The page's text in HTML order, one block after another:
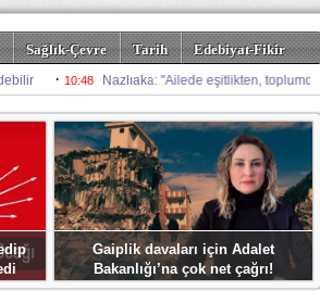
Sağlık-Çevre Tarih
Edebiyat-Fikir
Gaiplik davaları için Adalet
Bakanlığı’na çok net çağrı!